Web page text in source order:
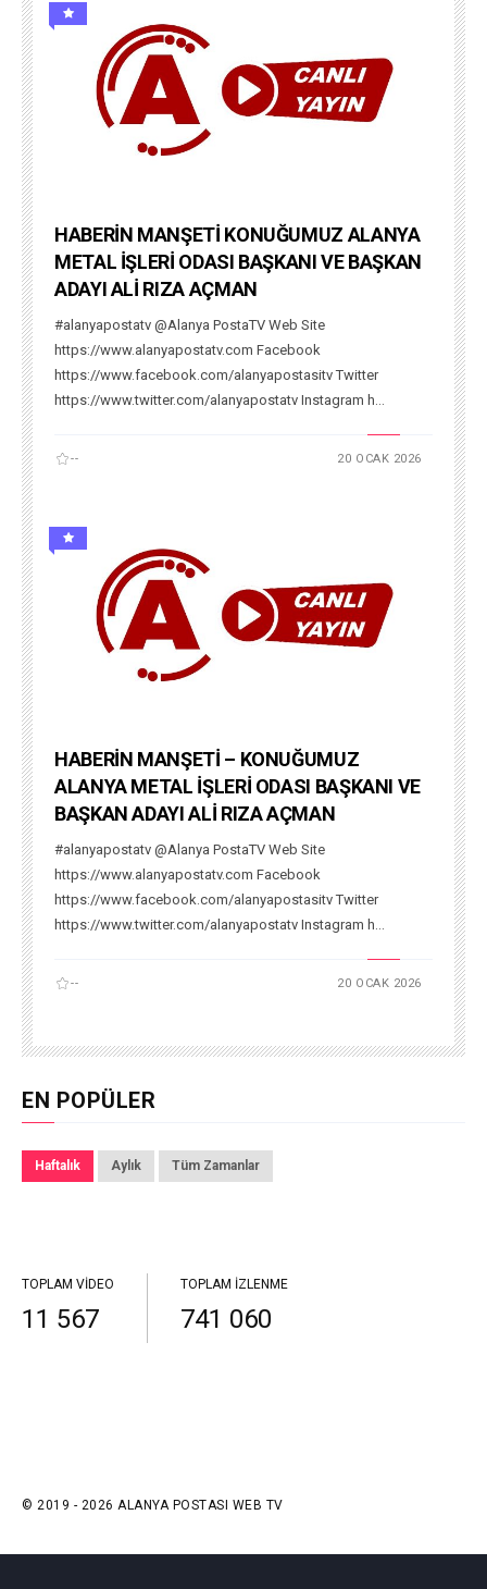
HABERİN MANŞETİ KONUĞUMUZ ALANYA
METAL İŞLERİ ODASI BAŞKANI VE BAŞKAN
ADAYI ALİ RIZA AÇMAN
#alanyapostatv @Alanya PostaTV Web Site
https://www.alanyapostatv.com Facebook
https://www.facebook.com/alanyapostasitv Twitter
https://www.twitter.com/alanyapostatv Instagram h...
-- 20 OCAK 2026
HABERİN MANŞETİ – KONUĞUMUZ
ALANYA METAL İŞLERİ ODASI BAŞKANI VE
BAŞKAN ADAYI ALİ RIZA AÇMAN
#alanyapostatv @Alanya PostaTV Web Site
https://www.alanyapostatv.com Facebook
https://www.facebook.com/alanyapostasitv Twitter
https://www.twitter.com/alanyapostatv Instagram h...
-- 20 OCAK 2026
EN POPÜLER
Haftalık Aylık Tüm Zamanlar
TOPLAM VIDEO
11 567
TOPLAM İZLENME
741 060
© 2019 - 2026 ALANYA POSTASI WEB TV